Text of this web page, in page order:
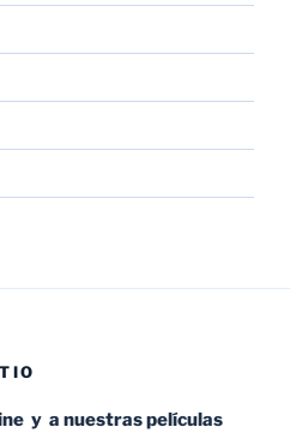
y a nuestras películas